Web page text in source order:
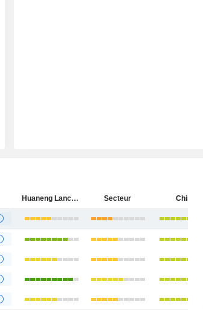
Huaneng Lancang River Hydropower Inc. Secteur Chine